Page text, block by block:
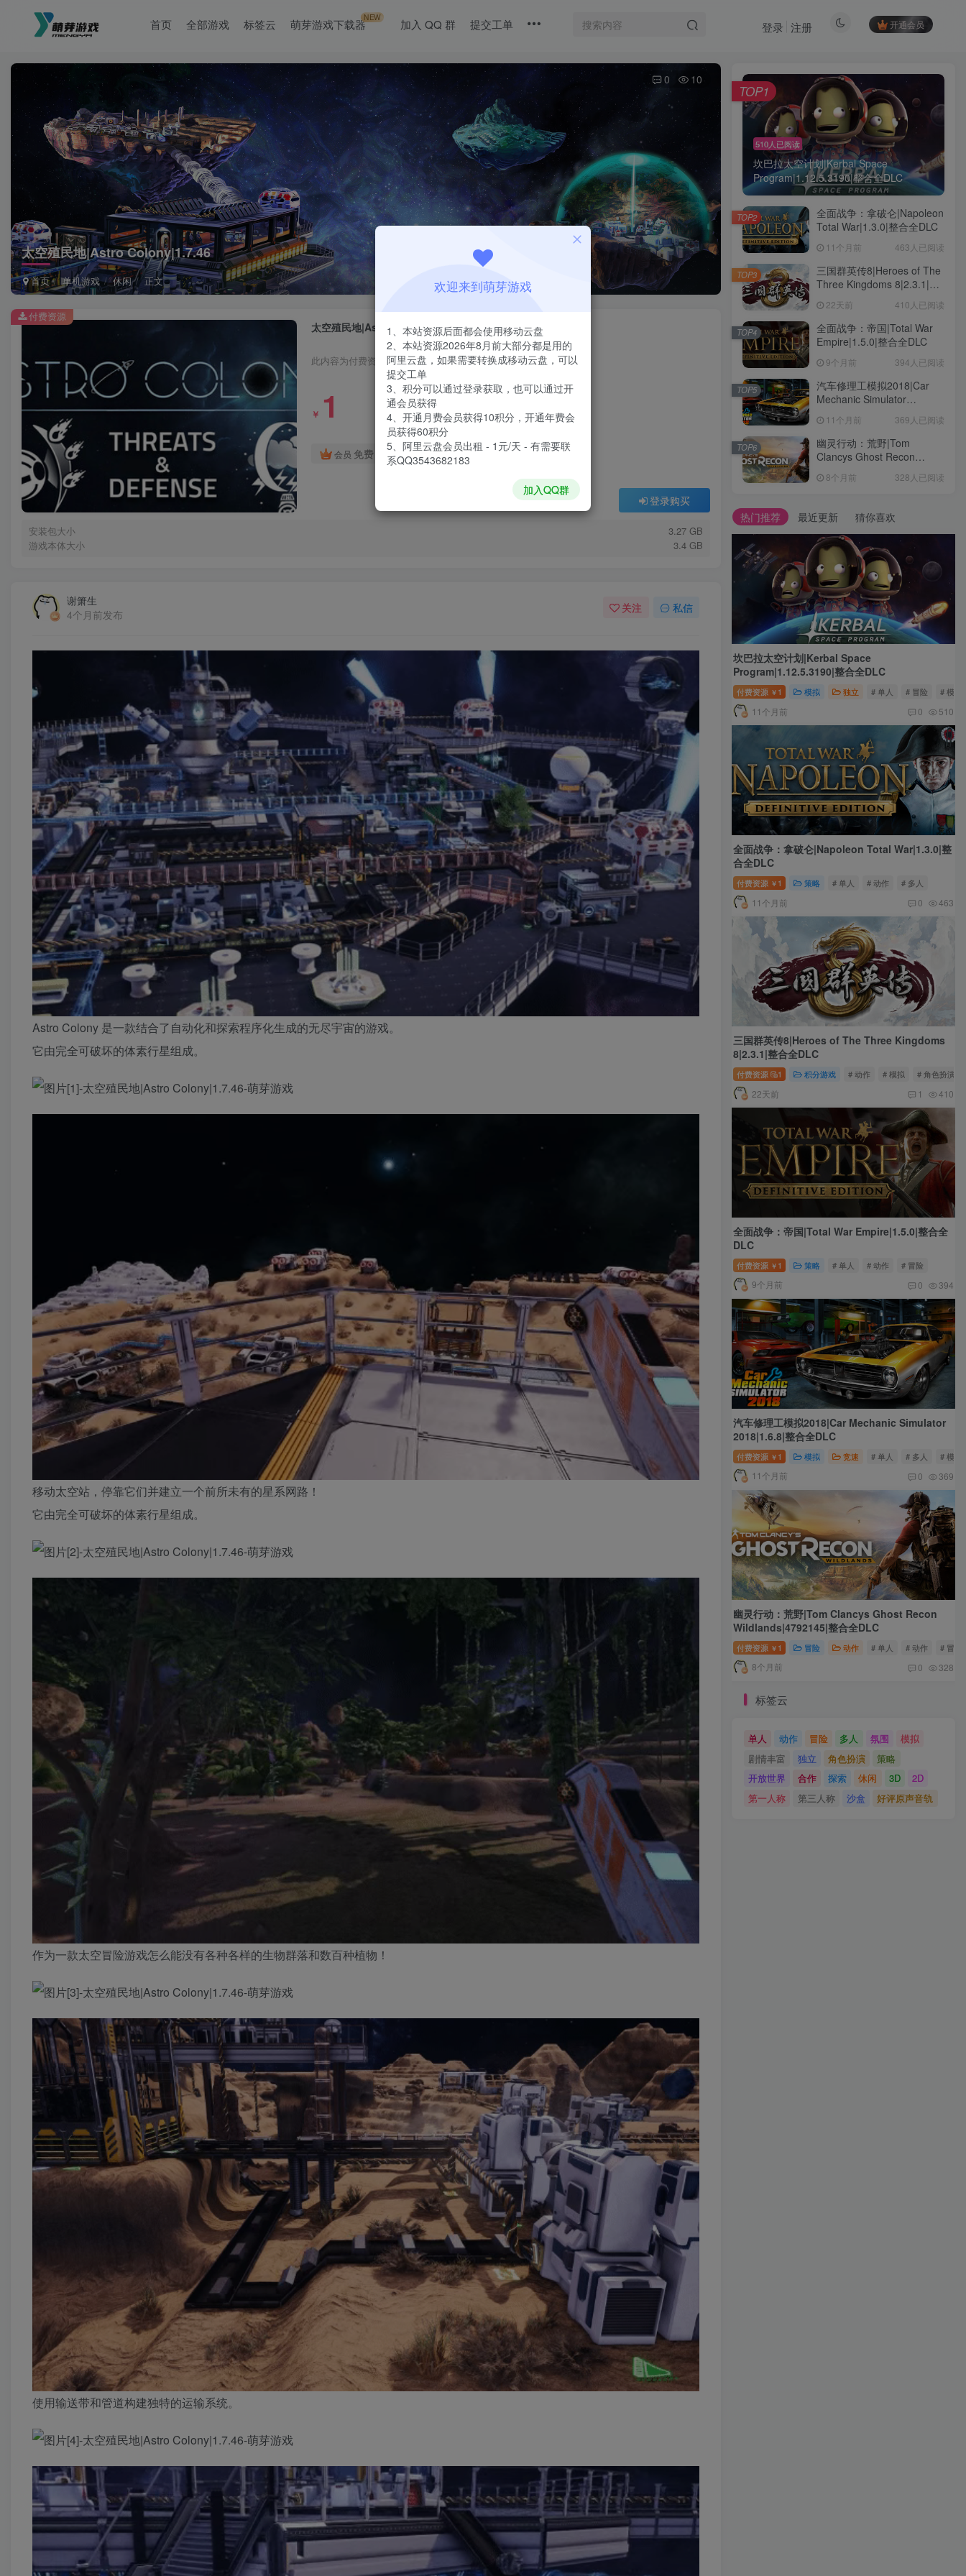
首页 全部游戏 标签云 萌芽游戏下载器NEW 加入 QQ 群 提交工单 开通会员
登录 注册
太空殖民地|Astro Colony|1.7.46
首页 单机游戏 休闲 正文
0 10
太空殖民地|Astro Colony|1.7.46
此内容为付费资源，请付费后查看
￥ 1
会员 免费
登录购买
安装包大小
3.27 GB
游戏本体大小
3.4 GB
付费资源
谢箫生
4个月前发布
关注 私信
Astro Colony 是一款结合了自动化和探索程序化生成的无尽宇宙的游戏。
它由完全可破坏的体素行星组成。
移动太空站，停靠它们并建立一个前所未有的星系网路！
它由完全可破坏的体素行星组成。
作为一款太空冒险游戏怎么能没有各种各样的生物群落和数百种植物！
使用输送带和管道构建独特的运输系统。
510人已阅读
坎巴拉太空计划|Kerbal Space
Program|1.12.5.3190|整合全DLC
TOP1
全面战争：拿破仑|Napoleon
Total War|1.3.0|整合全DLC
11个月前 463人已阅读
TOP2
三国群英传8|Heroes of The
Three Kingdoms 8|2.3.1|整
22天前 410人已阅读
TOP3
全面战争：帝国|Total War
Empire|1.5.0|整合全DLC
9个月前 394人已阅读
TOP4
汽车修理工模拟2018|Car
Mechanic Simulator
11个月前 369人已阅读
TOP5
幽灵行动：荒野|Tom
Clancys Ghost Recon
DLC8个月前 328人已阅读
TOP6
热门推荐 最近更新 猜你喜欢
坎巴拉太空计划|Kerbal Space
Program|1.12.5.3190|整合全DLC
付费资源 ￥ 1 模拟 独立 # 单人 # 冒险 # 模拟
11个月前 0 510
全面战争：拿破仑|Napoleon Total War|1.3.0|整
合全DLC
付费资源 ￥ 1 策略 # 单人 # 动作 # 多人
11个月前 0 463
三国群英传8|Heroes of The Three Kingdoms
8|2.3.1|整合全DLC
付费资源 1 积分游戏 # 动作 # 模拟 # 角色扮演
22天前 1 410
全面战争：帝国|Total War Empire|1.5.0|整合全
DLC
付费资源 ￥ 1 策略 # 单人 # 动作 # 冒险
9个月前 0 394
汽车修理工模拟2018|Car Mechanic Simulator
2018|1.6.8|整合全DLC
付费资源 ￥ 1 模拟 竞速 # 单人 # 多人 # 模拟
11个月前 0 369
幽灵行动：荒野|Tom Clancys Ghost Recon
Wildlands|4792145|整合全DLC
付费资源 ￥ 1 冒险 动作 # 单人 # 动作 # 冒险
8个月前 0 328
标签云
单人 动作 冒险 多人 氛围
模拟
剧情丰富
独立 角色扮演
策略
开放世界
合作 探索 休闲 3D
2D
第一人称
第三人称 沙盒 好评原声音轨
欢迎来到萌芽游戏
1、本站资源后面都会使用移动云盘
2、本站资源2026年8月前大部分都是用的
阿里云盘，如果需要转换成移动云盘，可以
提交工单
3、积分可以通过登录获取，也可以通过开
通会员获得
4、开通月费会员获得10积分，开通年费会
员获得60积分
5、阿里云盘会员出租 - 1元/天 - 有需要联
系QQ3543682183
加入QQ群